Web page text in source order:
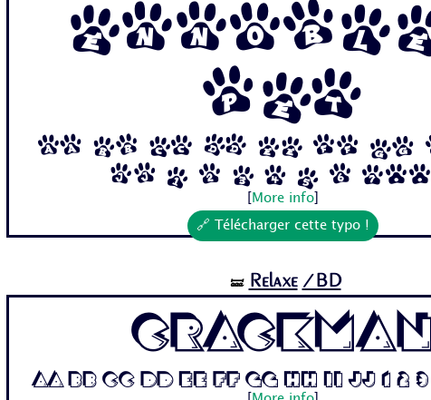
Pet
Aa Bb Cc Dd Ee Ff
Jj 1 2 3 4 5 6
More info]
🔗 Télécharger cette typo !
🝛 Relaxe /BD
Aa Bb Cc Dd Ee Ff Gg Hh Ii Jj 1 2